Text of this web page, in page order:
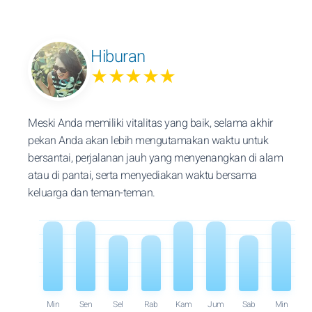
Hiburan
★★★★★
Meski Anda memiliki vitalitas yang baik, selama akhir
pekan Anda akan lebih mengutamakan waktu untuk
bersantai, perjalanan jauh yang menyenangkan di alam
atau di pantai, serta menyediakan waktu bersama
keluarga dan teman-teman.
Min Sen Sel Rab Kam Jum Sab Min